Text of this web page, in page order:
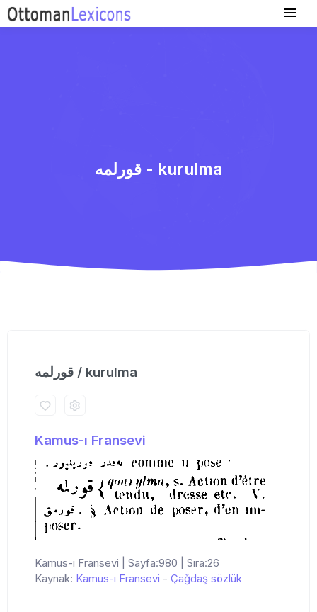
قورلمه - kurulma
قورلمه / kurulma
Kamus-ı Fransevi
Kamus-ı Fransevi | Sayfa:980 | Sıra:26
Kaynak: Kamus-ı Fransevi - Çağdaş sözlük